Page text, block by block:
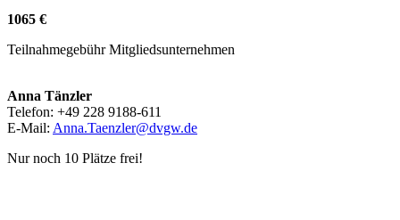
1065 €
Teilnahmegebühr Mitgliedsunternehmen
Anna Tänzler
Telefon: +49 228 9188-611
E-Mail: Anna.Taenzler@dvgw.de
Nur noch 10 Plätze frei!